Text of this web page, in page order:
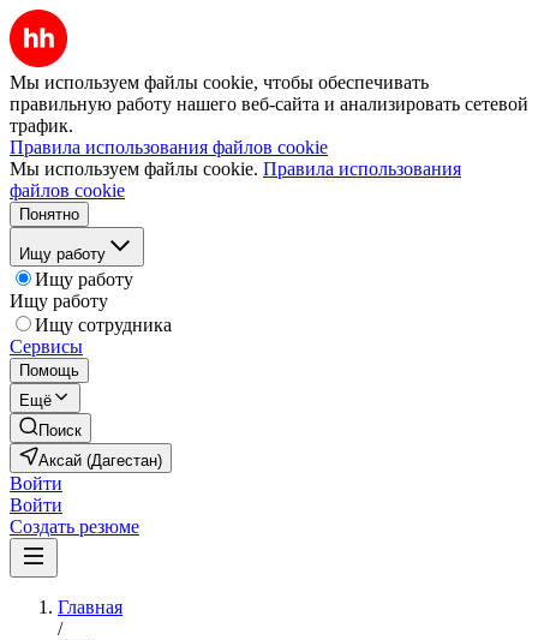
Мы используем файлы cookie, чтобы обеспечивать
правильную работу нашего веб-сайта и анализировать сетевой
трафик.
Правила использования файлов cookie
Мы используем файлы cookie. Правила использования
файлов cookie
Понятно
Ищу работу
Ищу работу
Ищу работу
Ищу сотрудника
Сервисы
Помощь
Ещё
Поиск
Аксай (Дагестан)
Войти
Войти
Создать резюме
Главная
/